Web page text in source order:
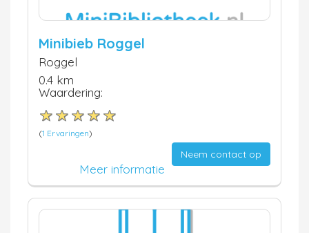
Minibieb Roggel
Roggel
0.4 km
Waardering:
(1 Ervaringen)
Neem contact op
Meer informatie